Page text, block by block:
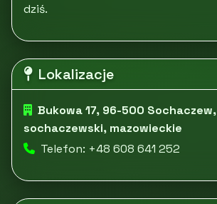
dziś.
Lokalizacje
Bukowa 17, 96-500 Sochaczew,
sochaczewski, mazowieckie
Telefon: +48 608 641 252